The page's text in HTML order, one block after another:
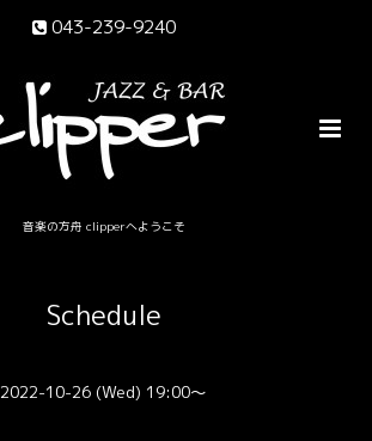
043-239-9240
音楽の方舟 clipperへようこそ
Schedule
2022-10-26 (Wed) 19:00～